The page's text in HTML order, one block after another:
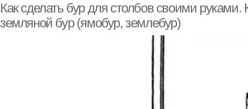
Как сделать бур для столбов своими
земляной бур (ямобур, землебур)